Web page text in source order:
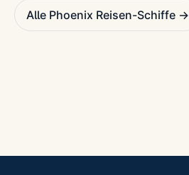
Alle Phoenix Reisen-Schiffe →